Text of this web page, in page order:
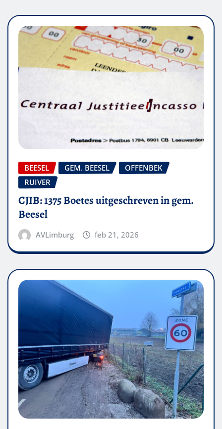
BEESEL GEM. BEESEL
OFFENBEK
RUIVER
CJIB: 1375 Boetes uitgeschreven in gem.
Beesel
AVLimburg feb 21, 2026